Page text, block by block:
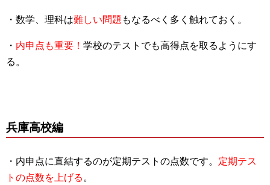
・数学、理科は難しい問題 もなるべく多く触れておく。
・ 内申点も重要！ 学校のテストでも高得点を取るようにす
る。
兵庫高校編
・内申点に直結するのが定期テストの点数です。 定期テス
トの点数を上げる 。